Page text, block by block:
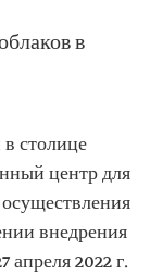
в
столице
центр для
внедрения
апреля 2022 г.